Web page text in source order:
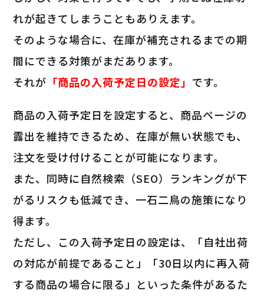
れが起きてしまうこともありえます。
そのような場合に、在庫が補充されるまでの期
間にできる対策がまだあります。
それが 「商品の入荷予定日の設定」 です。
商品の入荷予定日を設定すると、商品ページの
露出を維持できるため、在庫が無い状態でも、
注文を受け付けることが可能になります。
また、同時に自然検索（SEO）ランキングが下
がるリスクも低減でき、一石二鳥の施策になり
得ます。
ただし、この入荷予定日の設定は、「自社出荷
の対応が前提であること」「30日以内に再入荷
する商品の場合に限る」といった条件があるた